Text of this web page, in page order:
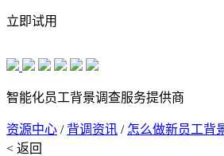
立即试用
智能化员工背景调查服务提供商
资源中心 / 背调资讯 / 怎么做新员工背
< 返回